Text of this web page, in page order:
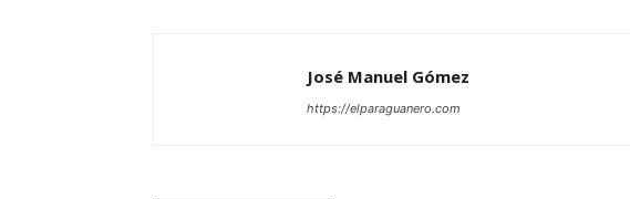
José Manuel Gómez
https://elparaguanero.com